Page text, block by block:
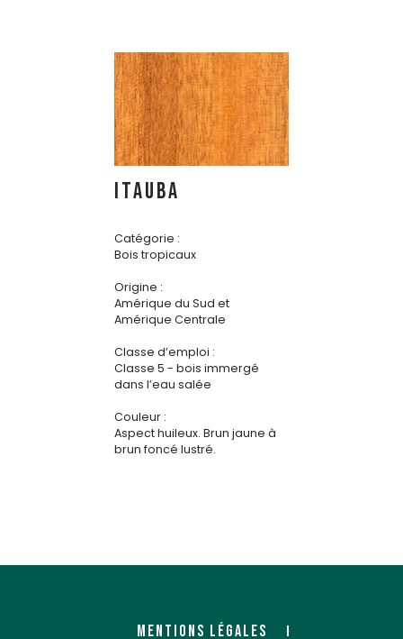
ITAUBA
Catégorie :
Bois tropicaux
Origine :
Amérique du Sud et
Amérique Centrale
Classe d’emploi :
Classe 5 - bois immergé
dans l’eau salée
Couleur :
Aspect huileux. Brun jaune à
brun foncé lustré.
MENTIONS LÉGALES